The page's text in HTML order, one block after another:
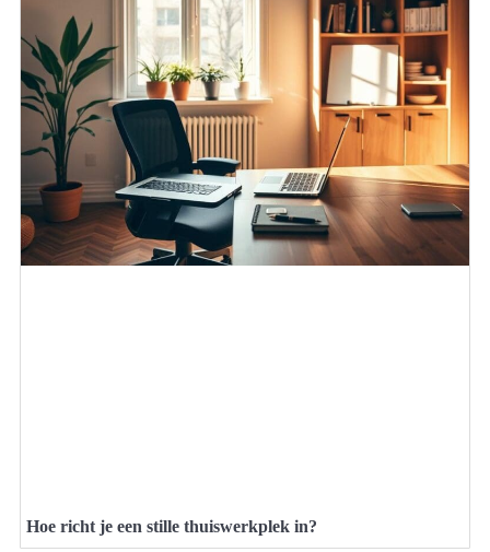
Hoe richt je een stille thuiswerkplek in?